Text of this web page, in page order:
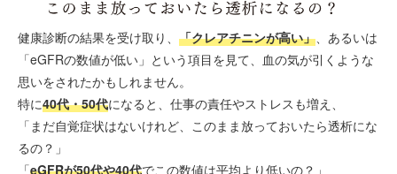
健康診断の結果を受け取り、 「クレアチニンが高い」 、あるいは
「eGFRの数値が低い」という項目を見て、血の気が引くような
思いをされたかもしれません。
特に40代・50代になると、仕事の責任やストレスも増え、
「まだ自覚症状はないけれど、このまま放っておいたら透析にな
るの？」
「eGFRが50代や40代でこの数値は平均より低いの？」